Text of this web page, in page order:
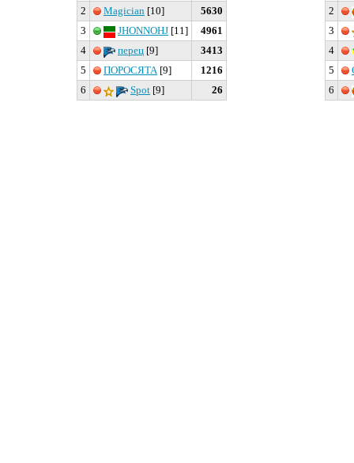
2 Magician [10]
5630
3
JHONNOHJ [11]
4961
4
перец [9]
3413
5
ПОРОСЯТА[9]
1216
6
Spot [9] 26
2
3
4
5
6